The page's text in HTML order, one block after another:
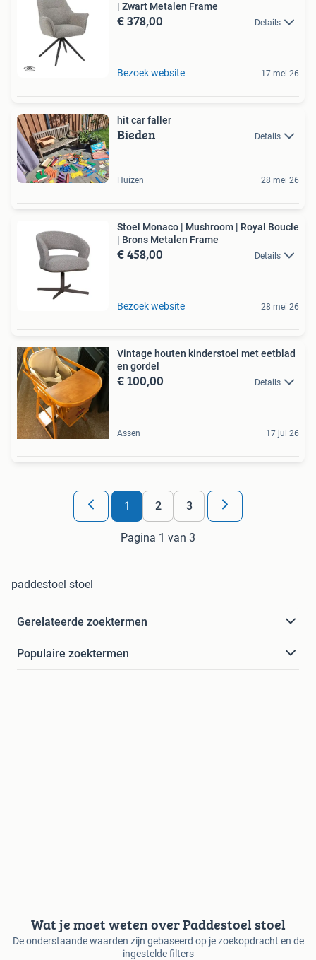
| Zwart Metalen Frame
€ 378,00 Details
Bezoek website 17 mei 26
hit car faller
Bieden Details
Huizen 28 mei 26
Stoel Monaco | Mushroom | Royal Boucle
| Brons Metalen Frame
€ 458,00 Details
Bezoek website 28 mei 26
Vintage houten kinderstoel met eetblad
en gordel
€ 100,00 Details
Assen 17 jul 26
1 2 3
Pagina 1 van 3
paddestoel stoel
Gerelateerde zoektermen
Populaire zoektermen
Wat je moet weten over Paddestoel stoel
De onderstaande waarden zijn gebaseerd op je zoekopdracht en de
ingestelde filters